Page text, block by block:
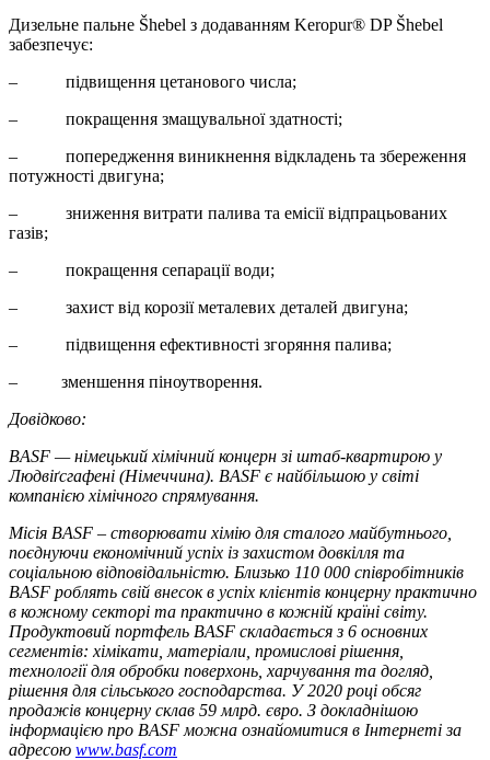
Дизельне пальне Šhebel з додаванням Keropur® DP Šhebel
забезпечує:
– підвищення цетанового числа;
– покращення змащувальної здатності;
– попередження виникнення відкладень та збереження
потужності двигуна;
– зниження витрати палива та емісії відпрацьованих
газів;
– покращення сепарації води;
– захист від корозії металевих деталей двигуна;
– підвищення ефективності згоряння палива;
– зменшення піноутворення.
Довідково:
BASF — німецький хімічний концерн зі штаб-квартирою у
Людвіґсгафені (Німеччина). BASF є найбільшою у світі
компанією хімічного спрямування.
Місія BASF – створювати хімію для сталого майбутнього,
поєднуючи економічний успіх із захистом довкілля та
соціальною відповідальністю. Близько 110 000 співробітників
BASF роблять свій внесок в успіх клієнтів концерну практично
в кожному секторі та практично в кожній країні світу.
Продуктовий портфель BASF складається з 6 основних
сегментів: хімікати, матеріали, промислові рішення,
технології для обробки поверхонь, харчування та догляд,
рішення для сільського господарства. У 2020 році обсяг
продажів концерну склав 59 млрд. євро. З докладнішою
інформацією про BASF можна ознайомитися в Інтернеті за
адресою www.basf.com